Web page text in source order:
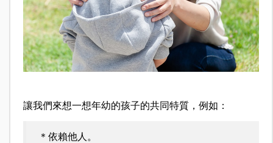
讓我們來想一想年幼的孩子的共同特質，例如：
＊依賴他人。